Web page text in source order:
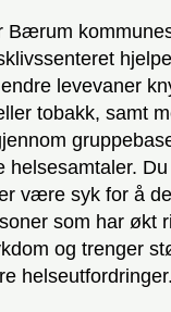
Bærum
levevaner
tobakk, samt
helsesamtaler.
være syk for å
som har økt
og trenger
helseutfordringer.